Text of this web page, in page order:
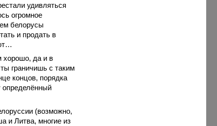
удивляться
огромное
белорусы
и продать в
хорошо, да и в
граничишь с таким
концов, порядка
определённый
(возможно,
и Литва, многие из